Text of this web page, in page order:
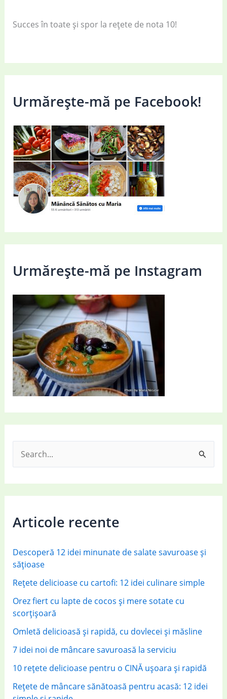
Succes în toate și spor la rețete de nota 10!
Urmărește-mă pe Facebook!
Urmărește-mă pe Instagram
e
a
r
h
o
r
Articole recente
Descoperă 12 idei minunate de salate savuroase și
sățioase
Rețete delicioase cu cartofi: 12 idei culinare simple
Orez fiert cu lapte de cocos și mere sotate cu
scorțișoară
Omletă delicioasă și rapidă, cu dovlecei și măsline
7 idei noi de mâncare savuroasă la serviciu
10 rețete delicioase pentru o CINĂ ușoara și rapidă
Rețete de mâncare sănătoasă pentru acasă: 12 idei